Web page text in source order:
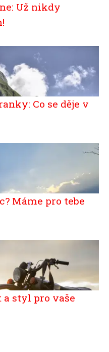
Už nikdy
Co se děje v
Máme pro tebe
a styl pro vaše